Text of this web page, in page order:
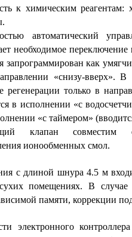
к химическим
автоматический
необходимое
запрограммирован как
«снизу-вверх». В
регенерации только в
в исполнении «с
«с таймером»
клапан совместим
ионообменных смол.
с длиной шнура 4.5 м
помещениях. В случае
памяти, коррекции
электронного